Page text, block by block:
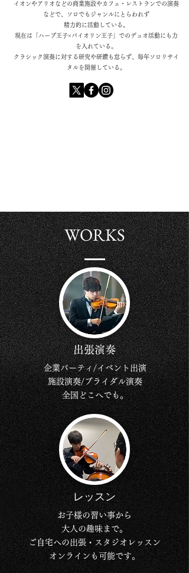
イオンやアリオなどの商業施設やカフェ・レストランでの演奏
などで、ソロでもジャンルにとらわれず
精力的に活動している。
現在は「ハープ王子×バイオリン王子」でのデュオ活動にも力
を入れている。
クラシック演奏に対する研究や研鑽も怠らず、毎年ソロリサイ
タルを開催している。
WORKS
出張演奏
企業パーティ/イベント出演
施設演奏/ブライダル演奏
​全国どこへでも。
レッスン
お子様の習い事から
大人の趣味まで。
ご自宅への出張・スタジオレッスン
オンラインも可能です。